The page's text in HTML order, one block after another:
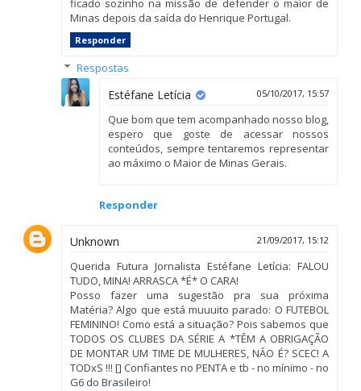
ficado sozinho na missão de defender o maior de
Minas depois da saída do Henrique Portugal.
Responder
Respostas
Estéfane Letícia 05/10/2017, 15:57
Que bom que tem acompanhado nosso blog,
espero que goste de acessar nossos
conteúdos, sempre tentaremos representar
ao máximo o Maior de Minas Gerais.
Responder
Unknown 21/09/2017, 15:12
Querida Futura Jornalista Estéfane Letícia: FALOU
TUDO, MINA! ARRASCA *É* O CARA!
Posso fazer uma sugestão pra sua próxima
Matéria? Algo que está muuuito parado: O FUTEBOL
FEMININO! Como está a situação? Pois sabemos que
TODOS OS CLUBES DA SÉRIE A *TÊM A OBRIGAÇÃO
DE MONTAR UM TIME DE MULHERES, NÂO É? SCEC! A
TODxS !!! [] Confiantes no PENTA e tb - no mínimo - no
G6 do Brasileiro!